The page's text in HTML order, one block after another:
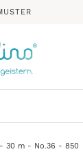
30 m - No.36 - 850